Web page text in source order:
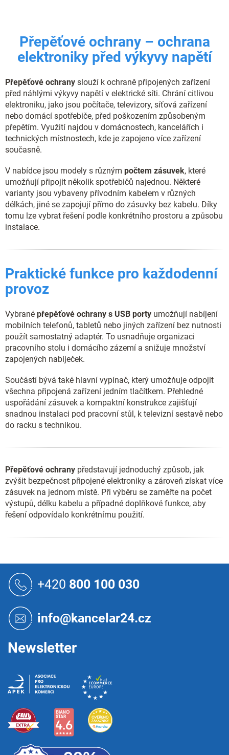
a
c
í
r
v
k
y
v
ý
p
u
Přepěťové ochrany – ochrana
elektroniky před výkyvy napětí
Přepěťové ochrany slouží k ochraně připojených zařízení
před náhlými výkyvy napětí v elektrické síti. Chrání citlivou
elektroniku, jako jsou počítače, televizory, síťová zařízení
nebo domácí spotřebiče, před poškozením způsobeným
přepětím. Využití najdou v domácnostech, kancelářích i
technických místnostech, kde je zapojeno více zařízení
současně.
V nabídce jsou modely s různým počtem zásuvek, které
umožňují připojit několik spotřebičů najednou. Některé
varianty jsou vybaveny přívodním kabelem v různých
délkách, jiné se zapojují přímo do zásuvky bez kabelu. Díky
tomu lze vybrat řešení podle konkrétního prostoru a způsobu
instalace.
Praktické funkce pro každodenní
provoz
Vybrané přepěťové ochrany s USB porty umožňují nabíjení
mobilních telefonů, tabletů nebo jiných zařízení bez nutnosti
použít samostatný adaptér. To usnadňuje organizaci
pracovního stolu i domácího zázemí a snižuje množství
zapojených nabíječek.
Součástí bývá také hlavní vypínač, který umožňuje odpojit
všechna připojená zařízení jedním tlačítkem. Přehledné
uspořádání zásuvek a kompaktní konstrukce zajišťují
snadnou instalaci pod pracovní stůl, k televizní sestavě nebo
do racku s technikou.
Přepěťové ochrany představují jednoduchý způsob, jak
zvýšit bezpečnost připojené elektroniky a zároveň získat více
zásuvek na jednom místě. Při výběru se zaměřte na počet
výstupů, délku kabelu a případné doplňkové funkce, aby
řešení odpovídalo konkrétnímu použití.
+420 800 100 030
info@kancelar24.cz
Newsletter